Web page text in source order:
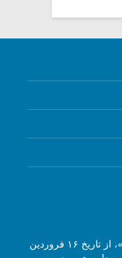
مجله آنلاین موسیقی «گفتگوی هارمونیک»، از تاریخ ۱۶ فروردین